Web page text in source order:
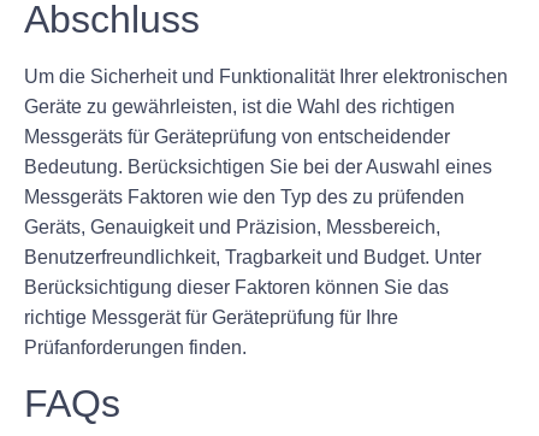
Abschluss
Um die Sicherheit und Funktionalität Ihrer elektronischen
Geräte zu gewährleisten, ist die Wahl des richtigen
Messgeräts für Geräteprüfung von entscheidender
Bedeutung. Berücksichtigen Sie bei der Auswahl eines
Messgeräts Faktoren wie den Typ des zu prüfenden
Geräts, Genauigkeit und Präzision, Messbereich,
Benutzerfreundlichkeit, Tragbarkeit und Budget. Unter
Berücksichtigung dieser Faktoren können Sie das
richtige Messgerät für Geräteprüfung für Ihre
Prüfanforderungen finden.
FAQs